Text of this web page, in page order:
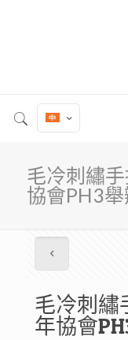
毛冷刺繡
協會PH3舉
毛冷刺繡
年協會